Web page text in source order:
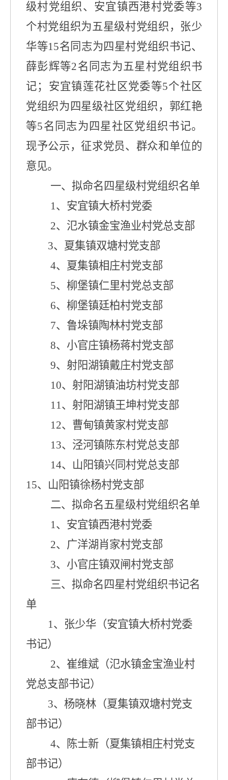
级村党组织、安宜镇西港村党委等3
个村党组织为五星级村党组织，张少
华等15名同志为四星村党组织书记、
薛彭辉等2名同志为五星村党组织书
记；安宜镇莲花社区党委等5个社区
党组织为四星级社区党组织，郭红艳
等5名同志为四星社区党组织书记。
现予公示，征求党员、群众和单位的
意见。
一、拟命名四星级村党组织名单
1、安宜镇大桥村党委
2、 氾水镇金宝渔业村党总支部
3、 夏集镇双塘村党支部
4、 夏集镇相庄村党支部
5、 柳堡镇仁里村党总支部
6、 柳堡镇廷柏村党支部
7、 鲁垛镇陶林村党支部
8、 小官庄镇杨蒋村党支部
9、 射阳湖镇戴庄村党支部
10、 射阳湖镇油坊村党支部
11、射阳湖镇王坤村党支部
12、曹甸镇黄家村党支部
13、泾河镇陈东村党总支部
14、 山阳镇兴同村党总支部
15、 山阳镇徐杨村党支部
二、拟命名五星级村党组织名单
1、安宜镇西港村党委
2、 广洋湖 肖家村党支部
3、 小官庄镇双闸村党支部
三、拟命名四星村党组织书记名
单
1、张少华（安宜镇大桥村党委
书记）
2、崔维斌 （氾水镇金宝渔业村
党总支部书记）
3、杨晓林（夏集镇双塘村党支
部书记）
4、陈士新 （夏集镇相庄村党支
部书记）